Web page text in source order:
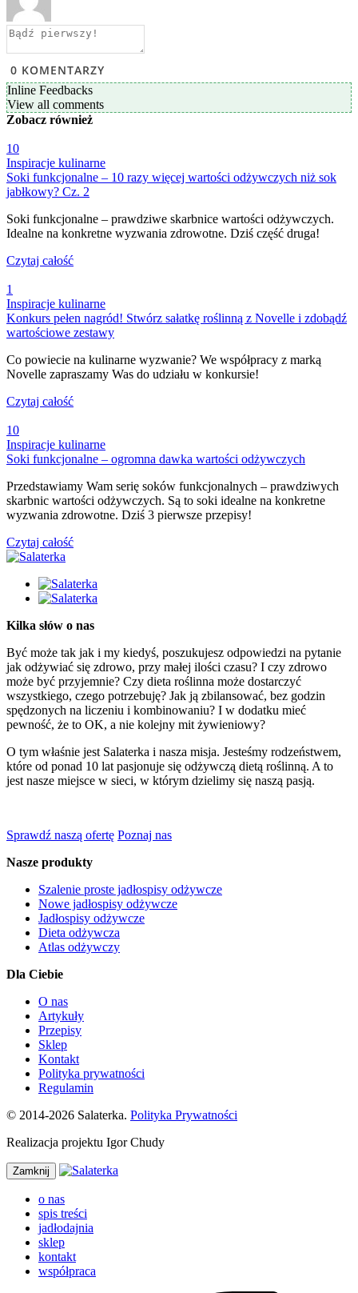
0 KOMENTARZY
Inline Feedbacks
View all comments
Zobacz również
10
Inspiracje kulinarne
Soki funkcjonalne – 10 razy więcej wartości odżywczych niż sok
jabłkowy? Cz. 2
Soki funkcjonalne – prawdziwe skarbnice wartości odżywczych.
Idealne na konkretne wyzwania zdrowotne. Dziś część druga!
Czytaj całość
1
Inspiracje kulinarne
Konkurs pełen nagród! Stwórz sałatkę roślinną z Novelle i zdobądź
wartościowe zestawy
Co powiecie na kulinarne wyzwanie? We współpracy z marką
Novelle zapraszamy Was do udziału w konkursie!
Czytaj całość
10
Inspiracje kulinarne
Soki funkcjonalne – ogromna dawka wartości odżywczych
Przedstawiamy Wam serię soków funkcjonalnych – prawdziwych
skarbnic wartości odżywczych. Są to soki idealne na konkretne
wyzwania zdrowotne. Dziś 3 pierwsze przepisy!
Czytaj całość
Kilka słów o nas
Być może tak jak i my kiedyś, poszukujesz odpowiedzi na pytanie
jak odżywiać się zdrowo, przy małej ilości czasu? I czy zdrowo
może być przyjemnie? Czy dieta roślinna może dostarczyć
wszystkiego, czego potrzebuję? Jak ją zbilansować, bez godzin
spędzonych na liczeniu i kombinowaniu? I w dodatku mieć
pewność, że to OK, a nie kolejny mit żywieniowy?
O tym właśnie jest Salaterka i nasza misja. Jesteśmy rodzeństwem,
które od ponad 10 lat pasjonuje się odżywczą dietą roślinną. A to
jest nasze miejsce w sieci, w którym dzielimy się naszą pasją.
Sprawdź naszą ofertę Poznaj nas
Nasze produkty
Szalenie proste jadłospisy odżywcze
Nowe jadłospisy odżywcze
Jadłospisy odżywcze
Dieta odżywcza
Atlas odżywczy
Dla Ciebie
O nas
Artykuły
Przepisy
Sklep
Kontakt
Polityka prywatności
Regulamin
© 2014-2026 Salaterka. Polityka Prywatności
Realizacja projektu Igor Chudy
Zamknij
o nas
spis treści
jadłodajnia
sklep
kontakt
współpraca